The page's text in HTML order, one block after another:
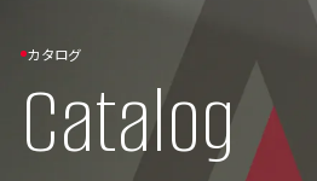
カタログ
Catalog